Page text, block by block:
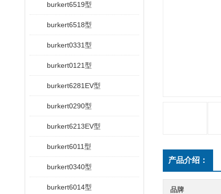
burkert6519型
burkert6518型
burkert0331型
burkert0121型
burkert6281EV型
burkert0290型
burkert6213EV型
burkert6011型
burkert0340型
burkert6014型
产品介绍：
品牌